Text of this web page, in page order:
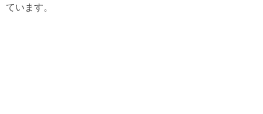
ています。